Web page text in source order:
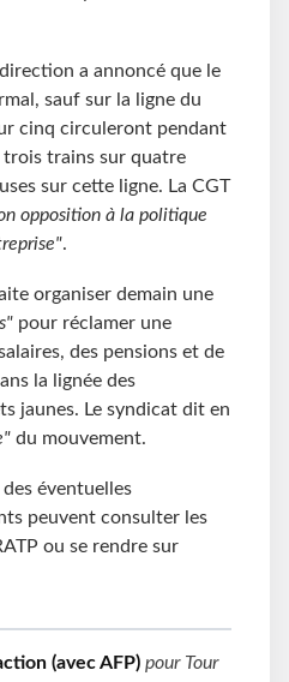
a annoncé que le
sauf sur la ligne du
cinq circuleront pendant
trois trains sur quatre
sur cette ligne. La CGT
opposition à la politique
.
organiser demain une
pour réclamer une
des pensions et de
la lignée des
jaunes. Le syndicat dit en
du mouvement.
éventuelles
peuvent consulter les
ou se rendre sur
(avec AFP) pour Tour